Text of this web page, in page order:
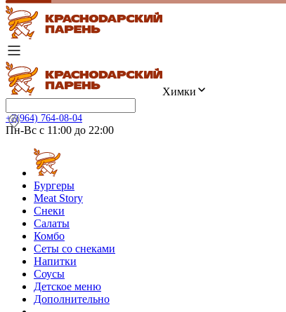
Химки
+7(964) 764-08-04
Пн-Вс с 11:00 до 22:00
Бургеры
Meat Story
Снеки
Салаты
Комбо
Сеты со снеками
Напитки
Соусы
Детское меню
Дополнительно